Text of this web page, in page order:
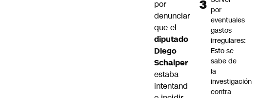
por
denunciar
que el
diputado
Diego
Schalper
estaba
intentand
por
eventuales
gastos
irregulares:
Esto se
sabe de
la
investigación
contra